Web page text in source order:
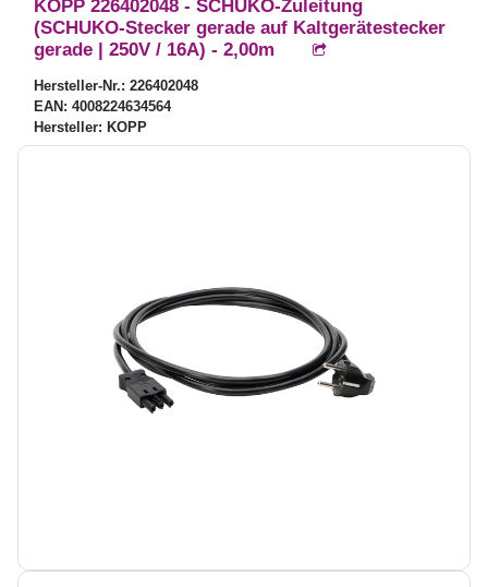
KOPP 226402048 - SCHUKO-Zuleitung
(SCHUKO-Stecker gerade auf Kaltgerätestecker
gerade | 250V / 16A) - 2,00m
Hersteller-Nr.: 226402048
EAN: 4008224634564
Hersteller: KOPP